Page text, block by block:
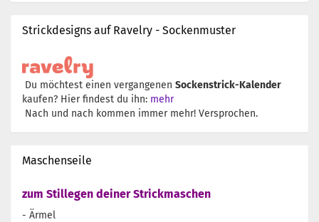
Strickdesigns auf Ravelry - Sockenmuster
Du möchtest einen vergangenen Sockenstrick-Kalender
kaufen? Hier findest du ihn: mehr
Nach und nach kommen immer mehr! Versprochen.
Maschenseile
zum Stillegen deiner Strickmaschen
- Ärmel